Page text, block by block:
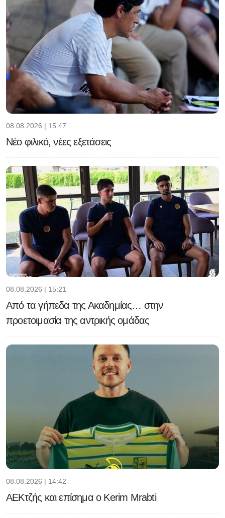
08.08.2026 | 15:47
Νέο φιλικό, νέες εξετάσεις
08.08.2026 | 15:21
Από τα γήπεδα της Ακαδημίας… στην
προετοιμασία της αντρικής ομάδας
08.08.2026 | 14:42
ΑΕΚτζής και επίσημα ο Kerim Mrabti